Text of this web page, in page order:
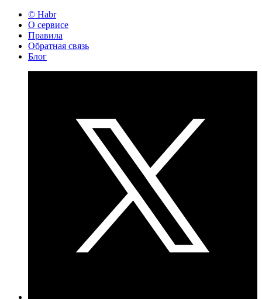
© Habr
О сервисе
Правила
Обратная связь
Блог